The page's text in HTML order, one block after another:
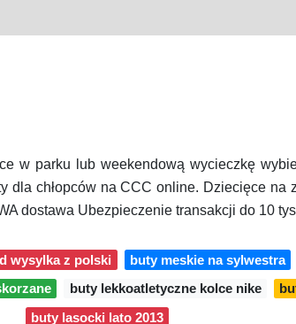
w parku lub weekendową wycieczkę
dla chłopców na CCC online. Dziecięce na
dostawa Ubezpieczenie transakcji do 10 tys
wysylka z polski buty meskie na sylwestra
buty lekkoatletyczne kolce nike
buty lasocki lato 2013